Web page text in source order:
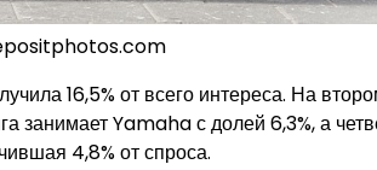
16,5% от всего интереса. На
занимает Yamaha с долей 6,3%, а
4,8% от спроса.